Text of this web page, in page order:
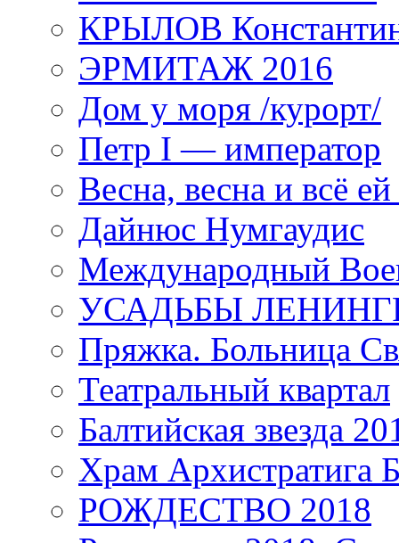
КРЫЛОВ
ЭРМИТАЖ 2016
Дом у моря /курорт/
Петр I — император
Весна, весна и всё
Дайнюс Нумгаудис
Международный
УСАДЬБЫ
Пряжка. Больница
Театральный квартал
Балтийская звезда
Храм
РОЖДЕСТВО 2018